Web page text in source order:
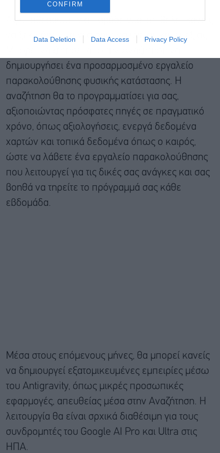
CONFIRM
Data Deletion Data Access Privacy Policy
Ας υποθέσουμε, για παράδειγμα, ότι θέλει κανείς
να ξεκινήσει μια νέα ρουτίνα υγείας και ευεξίας.
δημιουργήσει ένα προσαρμοσμένο εργαλείο
παρακολούθησης φυσικής κατάστασης. Η
αναζήτηση θα το προγραμματίσει για σας,
αξιοποιώντας πρόσφατες πηγές σε πραγματικό
χρόνο, όπως αξιολογήσεις, ενεργά δεδομένα
χαρτών και τοπικά δεδομένα όπως ο καιρός,
ώστε να λάβετε ένα εργαλείο παρακολούθησης
που λειτουργεί για τις δικές σας ανάγκες και σας
βοηθά να τηρείτε το πρόγραμμά σας κάθε
εβδομάδα.
Μέσα στους επόμενους μήνες, θα μπορεί κανείς
να δημιουργεί εξατομικευμένες εμπειρίες μέσω
του Antigravity, όπως μικρές προσωπικές
εφαρμογές, απευθείας μέσα στην Αναζήτηση. Η
λειτουργία θα είναι σρχικά διαθέσιμη για τους
συνδρομητές του Google AI Pro και Ultra στις
ΗΠΑ.